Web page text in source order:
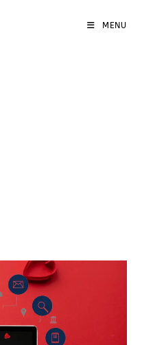
MENU